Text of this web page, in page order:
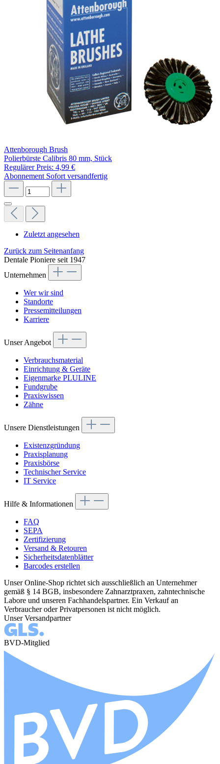
Attenborough Brush
Polierbürste Calibris 80 mm, Stück
Regulärer Preis: 4,99 €
Abonnement Sofort versandfertig
Zuletzt angesehen
Zurück zum Seitenanfang
Dentale Pioniere seit 1947
Unternehmen
Wer wir sind
Standorte
Pressemitteilungen
Karriere
Unser Angebot
Verbrauchsmaterial
Einrichtung & Geräte
Eigenmarke PLULINE
Fundgrube
Praxiswissen
Zähne
Unsere Dienstleistungen
Existenzgründung
Praxisplanung
Praxisbörse
Technischer Service
IT Service
Hilfe & Informationen
FAQ
SEPA
Zertifizierung
Versand & Retouren
Sicherheitsdatenblätter
Barcodes erstellen
Unser Online-Shop richtet sich ausschließlich an Unternehmer
gemäß § 14 BGB, insbesondere Zahnarztpraxen, zahntechnische
Labore und unseren Fachhandelspartner. Ein Verkauf an
Verbraucher oder Privatpersonen ist nicht möglich.
Unser Versandpartner
BVD-Mitglied